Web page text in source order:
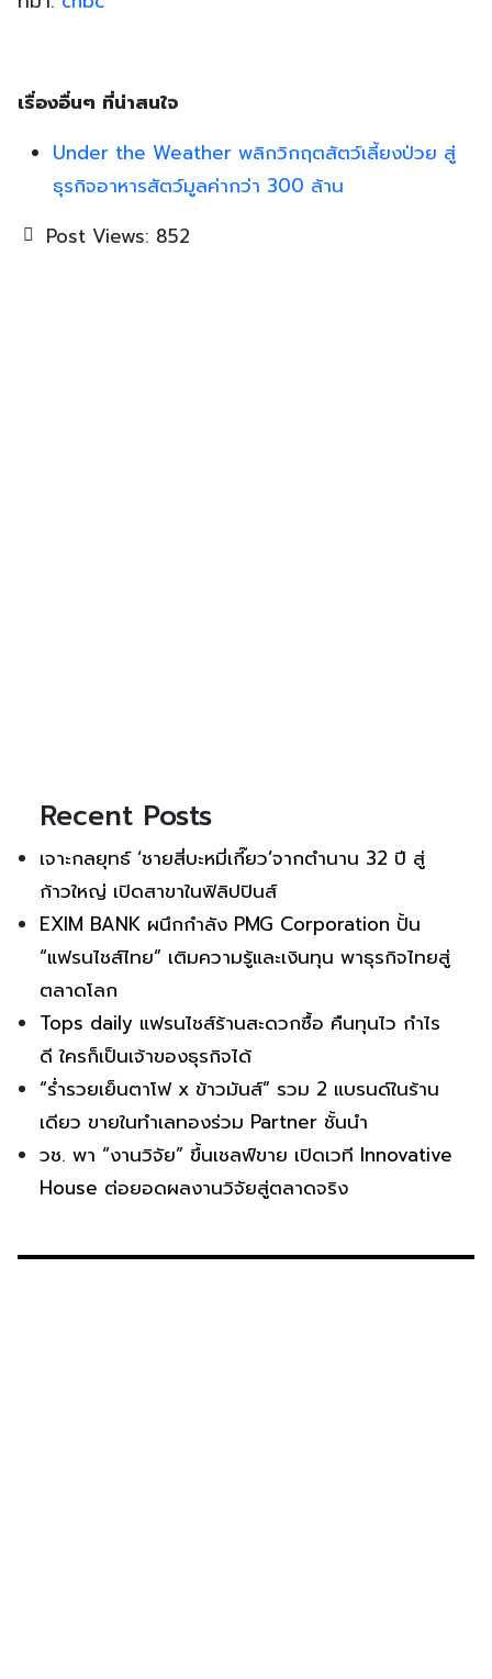
เรื่องอื่นๆ ที่น่าสนใจ
Under the Weather พลิกวิกฤตสัตว์เลี้ยงป่วย สู่
ธุรกิจอาหารสัตว์มูลค่ากว่า 300 ล้าน
Post Views: 852
Recent Posts
เจาะกลยุทธ์ ‘ชายสี่บะหมี่เกี๊ยว’จากตำนาน 32 ปี สู่
ก้าวใหญ่ เปิดสาขาในฟิลิปปินส์
EXIM BANK ผนึกกำลัง PMG Corporation ปั้น
“แฟรนไชส์ไทย” เติมความรู้และเงินทุน พาธุรกิจไทยสู่
ตลาดโลก
Tops daily แฟรนไชส์ร้านสะดวกซื้อ คืนทุนไว กำไร
ดี ใครก็เป็นเจ้าของธุรกิจได้
“ร่ำรวยเย็นตาโฟ x ข้าวมันส์” รวม 2 แบรนด์ในร้าน
เดียว ขายในทำเลทองร่วม Partner ชั้นนำ
วช. พา “งานวิจัย” ขึ้นเชลฟ์ขาย เปิดเวที Innovative
House ต่อยอดผลงานวิจัยสู่ตลาดจริง